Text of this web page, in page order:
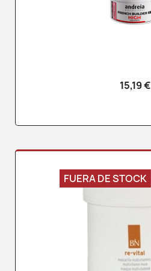
15,19 €
FUERA DE STOCK